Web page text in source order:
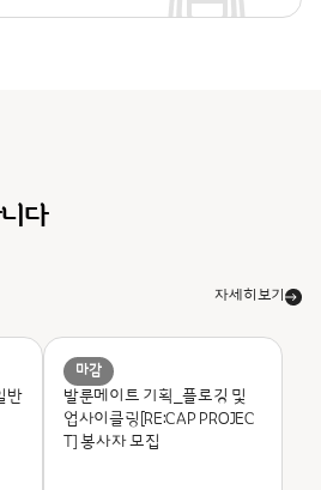
다
자세히보기
반
마감
발룬메이트 기획_플로깅 및
업사이클링[RE:CAP PROJEC
T] 봉사자 모집